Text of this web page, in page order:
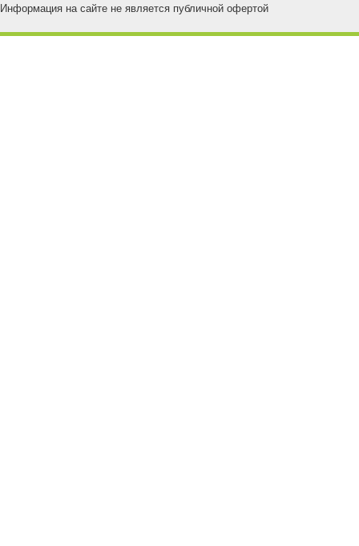
Информация на сайте не является публичной офертой